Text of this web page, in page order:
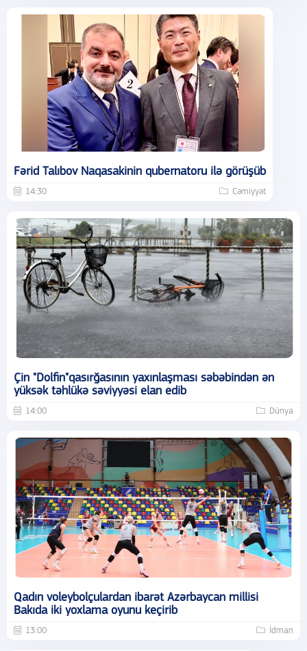
Fərid Talıbov Naqasakinin qubernatoru ilə görüşüb
14:30 Cəmiyyət
Çin "Dolfin"qasırğasının yaxınlaşması səbəbindən ən
yüksək təhlükə səviyyəsi elan edib
14:00 Dünya
Qadın voleybolçulardan ibarət Azərbaycan millisi
Bakıda iki yoxlama oyunu keçirib
13:00 İdman